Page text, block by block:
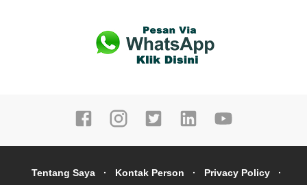
Tentang Saya Kontak Person Privacy Policy